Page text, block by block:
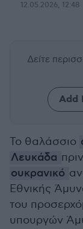
12.05.2026, 12:48
Δείτε
Add
Το θαλάσσιο
Λευκάδα
ουκρανικό
Εθνικής
του
υπουργών